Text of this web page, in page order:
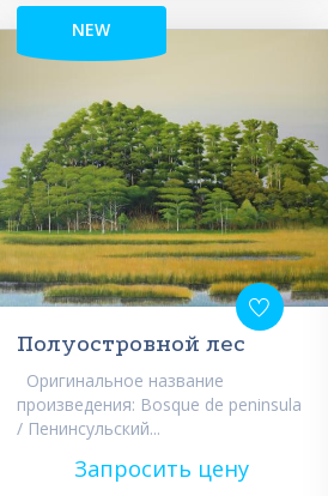
NEW
Полуостровной лес
Оригинальное название
произведения: Bosque de peninsula
/ Пенинсульский...
Запросить цену